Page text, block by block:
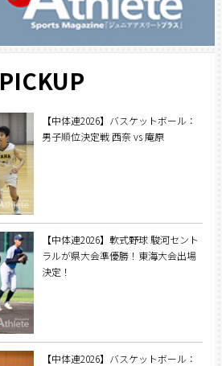
PICKUP
【中体連2026】バスケットボール：
男子順位決定戦 西奈 vs 庵原
【中体連2026】軟式野球 駿河セント
ラルが県大会準優勝！東海大会出場
決定！
【中体連2026】バスケットボール：